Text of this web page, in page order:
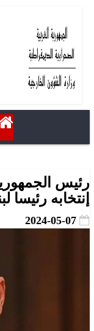
رئيس
إنتخابه رئيسا
2024-05-07